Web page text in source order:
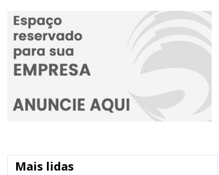
Mais lidas